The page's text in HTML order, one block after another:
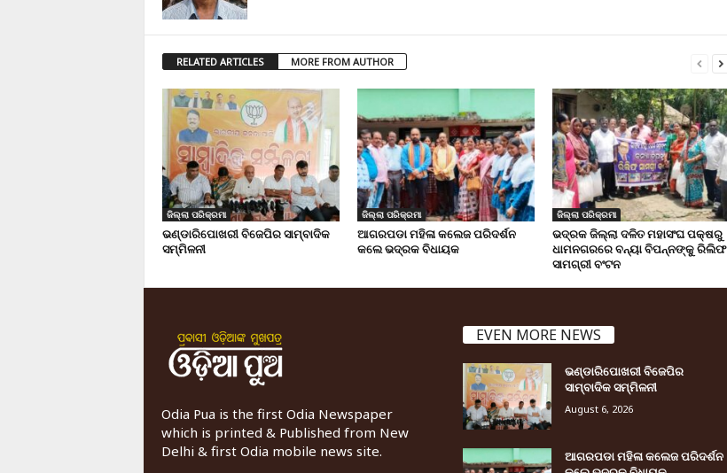
RELATED ARTICLES MORE FROM AUTHOR
ଜିଲ୍ଲା ପରିକ୍ରମା
ଭଣ୍ଡାରିପୋଖରୀ ବିଜେପିର ସାମ୍ବାଦିକ
ସମ୍ମିଳନୀ
ଜିଲ୍ଲା ପରିକ୍ରମା
ଆଗରପଡା ମହିଳା କଲେଜ ପରିଦର୍ଶନ
କଲେ ଭଦ୍ରକ ବିଧାୟକ
ଜିଲ୍ଲା ପରିକ୍ରମା
ଭଦ୍ରକ ଜିଲ୍ଲା ଦଳିତ ମହାସଂଘ ପକ୍ଷରୁ
ଧାମନଗରରେ ବନ୍ୟା ବିପନ୍ନଙ୍କୁ ରିଲିଫ
ସାମଗ୍ରୀ ବଂଟନ
Odia Pua is the first Odia Newspaper
which is printed & Published from New
Delhi & first Odia mobile news site.
EVEN MORE NEWS
ଭଣ୍ଡାରିପୋଖରୀ ବିଜେପିର
ସାମ୍ବାଦିକ ସମ୍ମିଳନୀ
August 6, 2026
ଆଗରପଡା ମହିଳା କଲେଜ ପରିଦର୍ଶନ